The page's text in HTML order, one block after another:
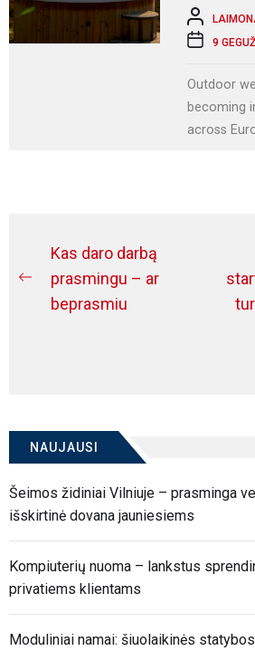
9
Outdoor
becoming
across
Navigacija
tarp
įrašų
Previous
post:
Kas daro darbą
prasmingu – ar
beprasmiu
NAUJAUSI
Šeimos židiniai Vilniuje – prasminga
išskirtinė dovana jauniesiems
Kompiuterių nuoma – lankstus
privatiems klientams
Moduliniai namai: šiuolaikinės